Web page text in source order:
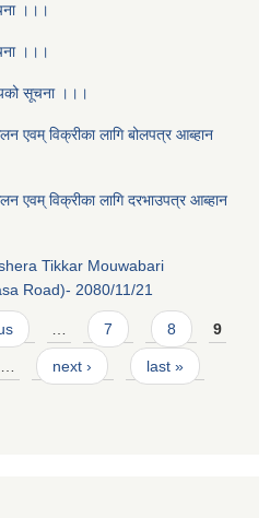
।।।
।।।
सूचना ।।।
एवम् विक्रीका लागि बोलपत्र आब्हान
एवम् विक्रीका लागि दरभाउपत्र आब्हान
Tikkar Mouwabari
Road)- 2080/11/21
… 7 8 9
… next › last »